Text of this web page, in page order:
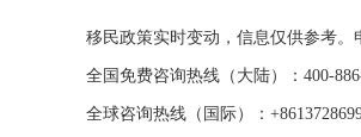
移民政策实时变动，信息仅供参考。
全国免费咨询热线（大陆）：400-
全球咨询热线（国际）：